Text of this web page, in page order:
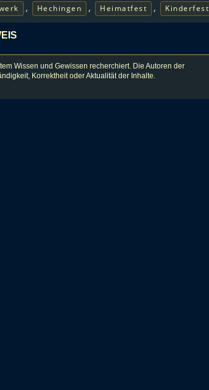
, Hechingen , Heimatfest , Kinderfest
Wissen und Gewissen recherchiert. Die Autoren der
Korrektheit oder Aktualität der Inhalte.